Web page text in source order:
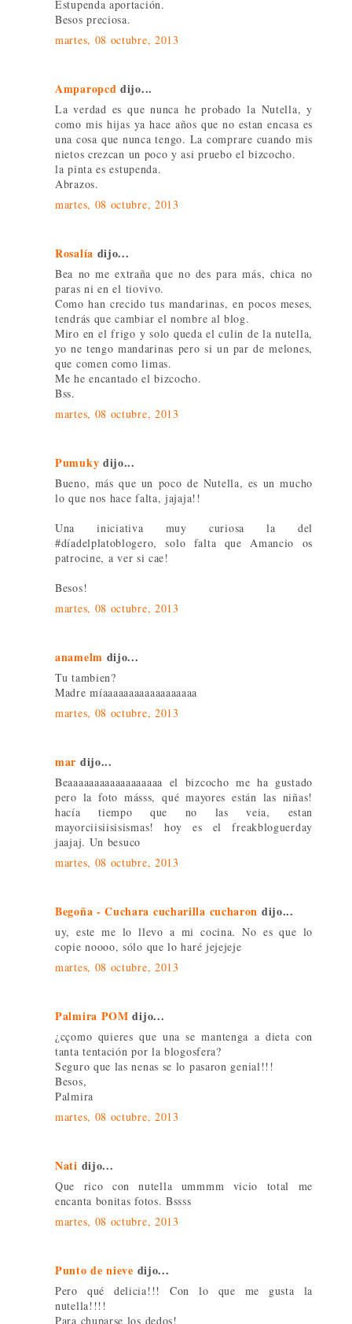
Estupenda aportación.
Besos preciosa.
martes, 08 octubre, 2013
Amparopcd dijo...
La verdad es que nunca he probado la Nutella, y
como mis hijas ya hace años que no estan encasa es
una cosa que nunca tengo. La comprare cuando mis
nietos crezcan un poco y asi pruebo el bizcocho.
la pinta es estupenda.
Abrazos.
martes, 08 octubre, 2013
Rosalía dijo...
Bea no me extraña que no des para más, chica no
paras ni en el tiovivo.
Como han crecido tus mandarinas, en pocos meses,
tendrás que cambiar el nombre al blog.
Miro en el frigo y solo queda el culin de la nutella,
yo ne tengo mandarinas pero si un par de melones,
que comen como limas.
Me he encantado el bizcocho.
Bss.
martes, 08 octubre, 2013
Pumuky dijo...
Bueno, más que un poco de Nutella, es un mucho
lo que nos hace falta, jajaja!!
Una iniciativa muy curiosa la del
#díadelplatoblogero, solo falta que Amancio os
patrocine, a ver si cae!
Besos!
martes, 08 octubre, 2013
anamelm dijo...
Tu tambien?
Madre míaaaaaaaaaaaaaaaaaa
martes, 08 octubre, 2013
mar dijo...
Beaaaaaaaaaaaaaaaaaa el bizcocho me ha gustado
pero la foto másss, qué mayores están las niñas!
hacía tiempo que no las veia, estan
mayorciisiisisismas! hoy es el freakbloguerday
jaajaj. Un besuco
martes, 08 octubre, 2013
Begoña - Cuchara cucharilla cucharon dijo...
uy, este me lo llevo a mi cocina. No es que lo
copie noooo, sólo que lo haré jejejeje
martes, 08 octubre, 2013
Palmira POM dijo...
¿cçomo quieres que una se mantenga a dieta con
tanta tentación por la blogosfera?
Seguro que las nenas se lo pasaron genial!!!
Besos,
Palmira
martes, 08 octubre, 2013
Nati dijo...
Que rico con nutella ummmm vicio total me
encanta bonitas fotos. Bssss
martes, 08 octubre, 2013
Punto de nieve dijo...
Pero qué delicia!!! Con lo que me gusta la
nutella!!!!
Para chuparse los dedos!